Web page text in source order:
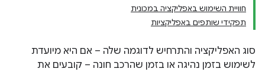
חוויית השימוש באפליקציה במכונית
תפקידי שותפים באפליקציות
סוג האפליקציה והתרחיש לדוגמה שלה – אם היא מיועדת
לשימוש בזמן נהיגה או בזמן שהרכב חונה – קובעים את